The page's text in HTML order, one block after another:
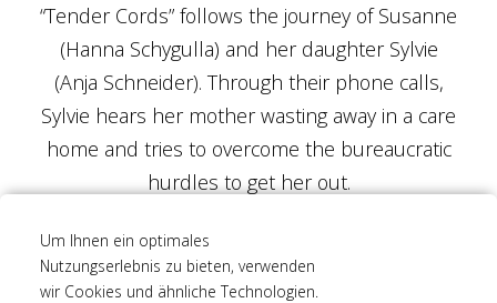
“Tender Cords” follows the journey of Susanne
(Hanna Schygulla) and her daughter Sylvie
(Anja Schneider). Through their phone calls,
Sylvie hears her mother wasting away in a care
home and tries to overcome the bureaucratic
hurdles to get her out.
The film delves into the illusion of closeness
promised by technology and is a profound
Um Ihnen ein optimales
Nutzungserlebnis zu bieten, verwenden
wir Cookies und ähnliche Technologien.